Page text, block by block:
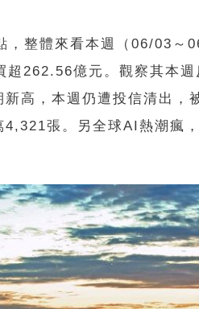
，整體來看本週（ 06/03 ～
超 262.56億元。觀察其本
高，本週仍遭投信清出，
4,321張。另全球AI熱潮瘋